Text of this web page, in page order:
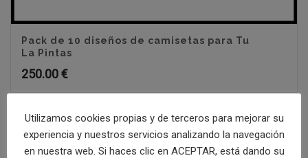
Pack de 10 diseños de camisetas para Tu
La Pintas
250.00€
Utilizamos cookies propias y de terceros para mejorar su
experiencia y nuestros servicios analizando la navegación
en nuestra web. Si haces clic en ACEPTAR, está dando su